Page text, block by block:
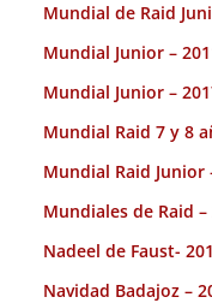
Mundial de Raid
Mundial Junior –
Mundial Junior –
Mundial Raid 7 y 8
Mundial Raid Junior
Mundiales de Raid –
Nadeel de Faust-
Navidad Badajoz –